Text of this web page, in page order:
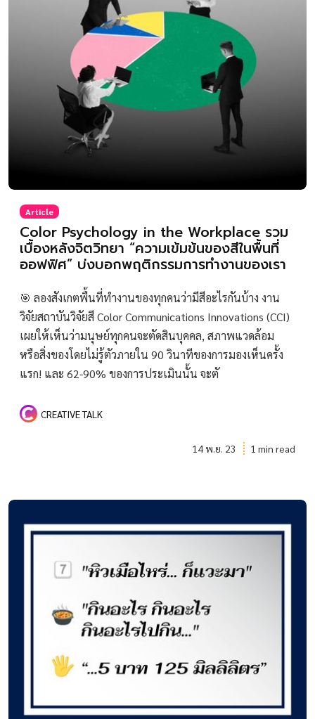
Article
Color Psychology in the Workplace รวม
เบื้องหลังจิตวิทยา “ความเข้มข้นของสีในพื้นที่
ออฟฟิศ” บ่งบอกพฤติกรรมการทำงานของเรา
🎯 ลองสังเกตพื้นที่ทำงานของทุกคนว่ามีสีอะไรกันบ้าง งาน
วิจัยสถาบันวิจัยสี Color Communications Innovations (CCI)
เผยให้เห็นว่ามนุษย์ทุกคนจะตัดสินบุคคล, สภาพแวดล้อม
หรือสิ่งของโดยไม่รู้ตัวภายใน 90 วินาทีของการมองเห็นครั้ง
แรก! และ 62-90% ของการประเมินนั้น จะตั
CREATIVE TALK
14 พ.ย. 23 1 min read